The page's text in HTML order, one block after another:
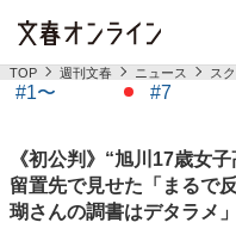
TOP 週刊文春 ニュース ス
#1〜 #7
《初公判》“旭川17歳女
留置先で見せた「まるで
瑚さんの調書はデタラメ